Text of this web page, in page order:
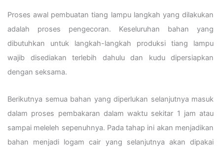
Proses awal pembuatan tiang lampu langkah yang dilakukan
adalah proses pengecoran. Keseluruhan bahan yang
dibutuhkan untuk langkah-langkah produksi tiang lampu
wajib disediakan terlebih dahulu dan kudu dipersiapkan
dengan seksama.
Berikutnya semua bahan yang diperlukan selanjutnya masuk
dalam proses pembakaran dalam waktu sekitar 1 jam atau
sampai meleleh sepenuhnya. Pada tahap ini akan menjadikan
bahan menjadi logam cair yang selanjutnya akan dipakai